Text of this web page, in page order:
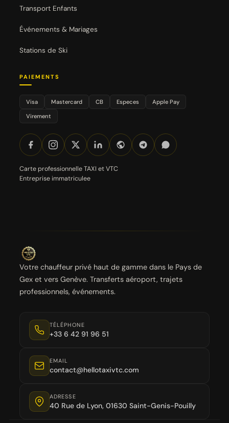
Transport Enfants
Événements & Mariages
Stations de Ski
PAIEMENTS
Visa Mastercard CB Especes
Apple Pay
Virement
Carte professionnelle TAXI et VTC
Entreprise immatriculee
Votre chauffeur privé haut de gamme dans le Pays de
Gex et vers Genève. Transferts aéroport, trajets
professionnels, événements.
TÉLÉPHONE
+33 6 42 91 96 51
EMAIL
contact@hellotaxivtc.com
ADRESSE
40 Rue de Lyon, 01630 Saint-Genis-Pouilly